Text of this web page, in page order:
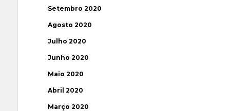
Setembro 2020
Agosto 2020
Julho 2020
Junho 2020
Maio 2020
Abril 2020
Março 2020